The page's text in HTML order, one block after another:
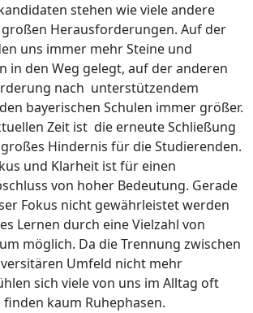
stehen wie viele andere
Herausforderungen. Auf der
uns immer mehr Steine und
in den Weg gelegt, auf der anderen
nach unterstützendem
bayerischen Schulen immer größer.
Zeit ist die erneute Schließung
Hindernis für die Studierenden.
und Klarheit ist für einen
von hoher Bedeutung. Gerade
Fokus nicht gewährleistet werden
Lernen durch eine Vielzahl von
möglich. Da die Trennung zwischen
Umfeld nicht mehr
sich viele von uns im Alltag oft
kaum Ruhephasen.